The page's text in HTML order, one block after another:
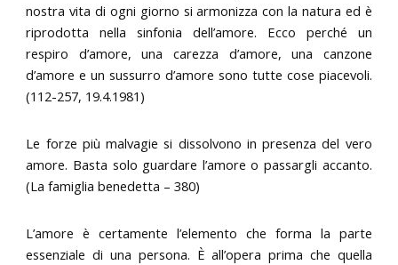
nostra vita di ogni giorno si armonizza con la natura ed è
riprodotta nella sinfonia dell’amore. Ecco perché un
respiro d’amore, una carezza d’amore, una canzone
d’amore e un sussurro d’amore sono tutte cose piacevoli.
(112-257, 19.4.1981)
Le forze più malvagie si dissolvono in presenza del vero
amore. Basta solo guardare l’amore o passargli accanto.
(La famiglia benedetta – 380)
L’amore è certamente l’elemento che forma la parte
essenziale di una persona. È all’opera prima che quella